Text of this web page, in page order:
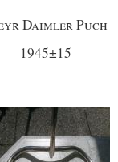
Daimler Puch
1945±15